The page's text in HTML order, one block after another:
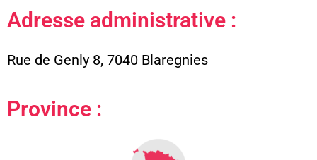
Adresse administrative :
Rue de Genly 8, 7040 Blaregnies
Province :